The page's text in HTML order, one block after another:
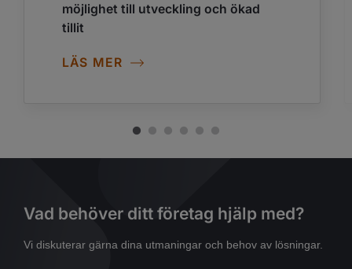
möjlighet till utveckling och ökad
tillit
LÄS MER
Vad behöver ditt företag hjälp med?
Vi diskuterar gärna dina utmaningar och behov av lösningar.